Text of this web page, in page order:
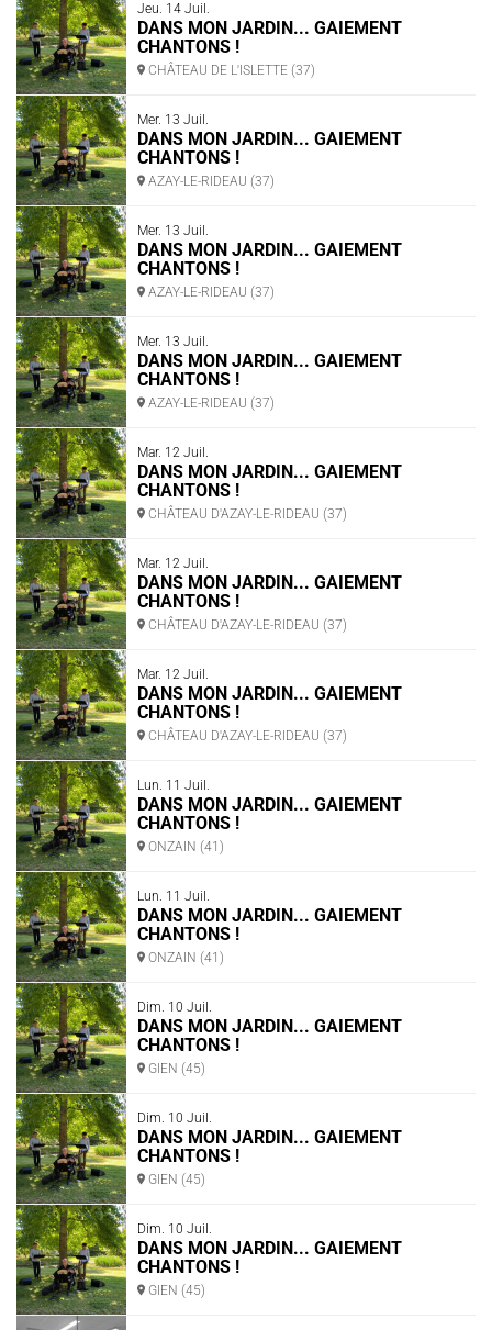
Jeu. 14 Juil.
DANS MON JARDIN... GAIEMENT
CHANTONS !
CHÂTEAU DE L'ISLETTE (37)
Mer. 13 Juil.
DANS MON JARDIN... GAIEMENT
CHANTONS !
AZAY-LE-RIDEAU (37)
Mer. 13 Juil.
DANS MON JARDIN... GAIEMENT
CHANTONS !
AZAY-LE-RIDEAU (37)
Mer. 13 Juil.
DANS MON JARDIN... GAIEMENT
CHANTONS !
AZAY-LE-RIDEAU (37)
Mar. 12 Juil.
DANS MON JARDIN... GAIEMENT
CHANTONS !
CHÂTEAU D'AZAY-LE-RIDEAU (37)
Mar. 12 Juil.
DANS MON JARDIN... GAIEMENT
CHANTONS !
CHÂTEAU D'AZAY-LE-RIDEAU (37)
Mar. 12 Juil.
DANS MON JARDIN... GAIEMENT
CHANTONS !
CHÂTEAU D'AZAY-LE-RIDEAU (37)
Lun. 11 Juil.
DANS MON JARDIN... GAIEMENT
CHANTONS !
ONZAIN (41)
Lun. 11 Juil.
DANS MON JARDIN... GAIEMENT
CHANTONS !
ONZAIN (41)
Dim. 10 Juil.
DANS MON JARDIN... GAIEMENT
CHANTONS !
GIEN (45)
Dim. 10 Juil.
DANS MON JARDIN... GAIEMENT
CHANTONS !
GIEN (45)
Dim. 10 Juil.
DANS MON JARDIN... GAIEMENT
CHANTONS !
GIEN (45)